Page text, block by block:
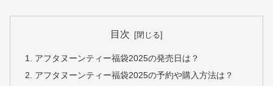
目次
アフタヌーンティー福袋2025の発売日は？
アフタヌーンティー福袋2025の予約や購入方法は？